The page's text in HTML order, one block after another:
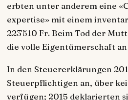
erbten unter anderem eine
expertise» mit einem
223'510 Fr. Beim Tod der
die volle Eigentümerschaft
In den Steuererklärungen
Steuerpflichtigen an, über
verfügen; 2015 deklarierten